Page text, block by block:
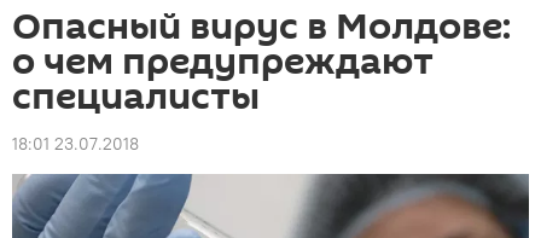
Опасный вирус в Молдове:
о чем предупреждают
специалисты
18:01 23.07.2018